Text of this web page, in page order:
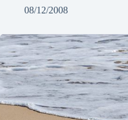
08/12/2008